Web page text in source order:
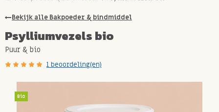
Bekijk alle Bakpoeder & bindmiddel
Psylliumvezels bio
Puur & bio
1 beoordeling(en)
Bio